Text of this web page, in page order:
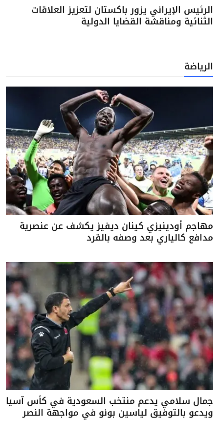
الرئيس الإيراني يزور باكستان لتعزيز العلاقات
الثنائية ومناقشة القضايا الدولية
الرياضة
مهاجم أودينيزي كينان ديفيز يكشف عن عنصرية
مدافع كالياري بعد وصفه بالقرد
جمال سلامي يدعم منتخب السعودية في كأس آسيا
ويدعو بالتوفيق لياسين بونو في مواجهة النصر